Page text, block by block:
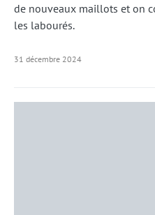
de nouveaux maillots et on
les labourés.
31 décembre 2024